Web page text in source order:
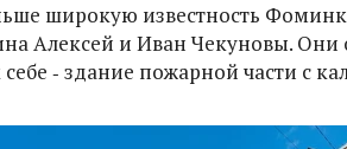
широкую известность
Алексей и Иван Чекуновы. Они
‑ здание пожарной части с